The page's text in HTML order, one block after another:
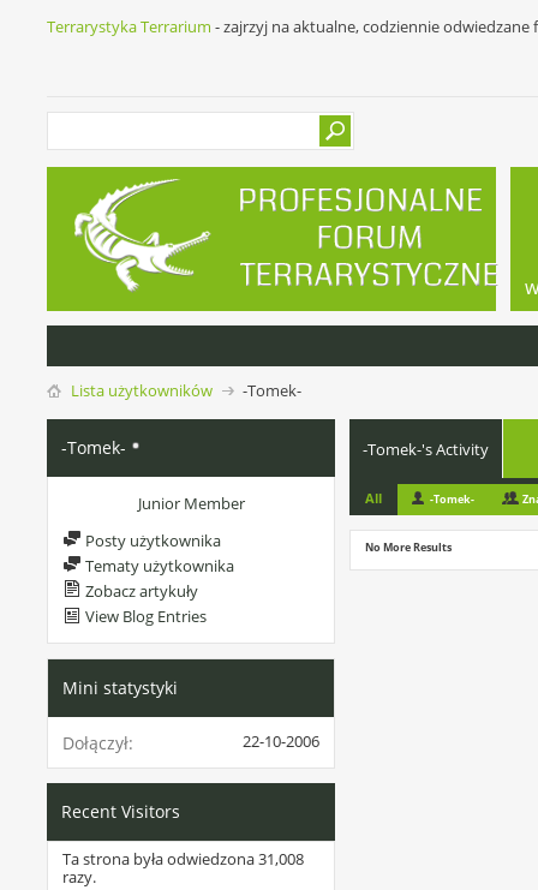
Terrarystyka Terrarium - zajrzyj na aktualne, codziennie
Lista użytkowników -Tomek-
-Tomek-
Junior Member
Posty użytkownika
Tematy użytkownika
Zobacz artykuły
View Blog Entries
Mini statystyki
Dołączył 22-10-2006
Recent Visitors
Ta strona była odwiedzona31,008
razy.
-Tomek-'s Activity
All -Tomek-
No More Results